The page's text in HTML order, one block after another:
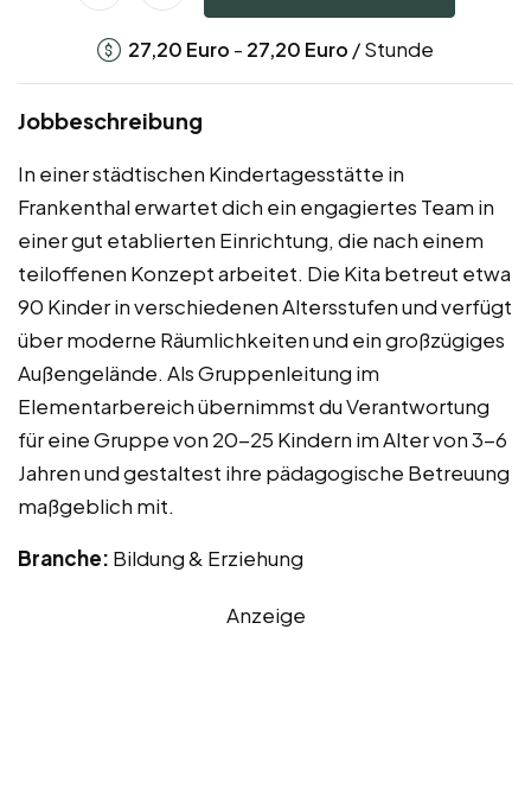
27,20 Euro - 27,20 Euro / Stunde
Jobbeschreibung
In einer städtischen Kindertagesstätte in
Frankenthal erwartet dich ein engagiertes Team in
einer gut etablierten Einrichtung, die nach einem
teiloffenen Konzept arbeitet. Die Kita betreut etwa
90 Kinder in verschiedenen Altersstufen und verfügt
über moderne Räumlichkeiten und ein großzügiges
Außengelände. Als Gruppenleitung im
Elementarbereich übernimmst du Verantwortung
für eine Gruppe von 20-25 Kindern im Alter von 3-6
Jahren und gestaltest ihre pädagogische Betreuung
maßgeblich mit.
Branche: Bildung & Erziehung
Anzeige